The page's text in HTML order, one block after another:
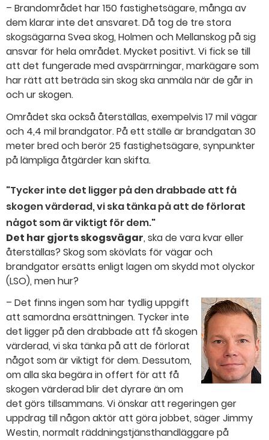
– Brandområdet har 150 fastighetsägare, många av
dem klarar inte det ansvaret. Då tog de tre stora
skogsägarna Svea skog, Holmen och Mellanskog på sig
ansvar för hela området. Mycket positivt. Vi fick se till
att det fungerade med avspärrningar, markägare som
har rätt att beträda sin skog ska anmäla när de går in
och ur skogen.
Området ska också återställas, exempelvis 17 mil vägar
och 4,4 mil brandgator. På ett ställe är brandgatan 30
meter bred och berör 25 fastighetsägare, synpunkter
på lämpliga åtgärder kan skifta.
"Tycker inte det ligger på den drabbade att få
skogen värderad, vi ska tänka på att de förlorat
något som är viktigt för dem."
Det har gjorts skogsvägar, ska de vara kvar eller
återställas? Skog som skövlats för vägar och
brandgator ersätts enligt lagen om skydd mot olyckor
(LSO), men hur?
– Det finns ingen som har tydlig uppgift
att samordna ersättningen. Tycker inte
det ligger på den drabbade att få skogen
värderad, vi ska tänka på att de förlorat
något som är viktigt för dem. Dessutom,
om alla ska begära in offert för att få
skogen värderad blir det dyrare än om
det görs tillsammans. Vi önskar att regeringen ger
uppdrag till någon aktör att göra jobbet, säger Jimmy
Westin, normalt räddningstjänsthandläggare på